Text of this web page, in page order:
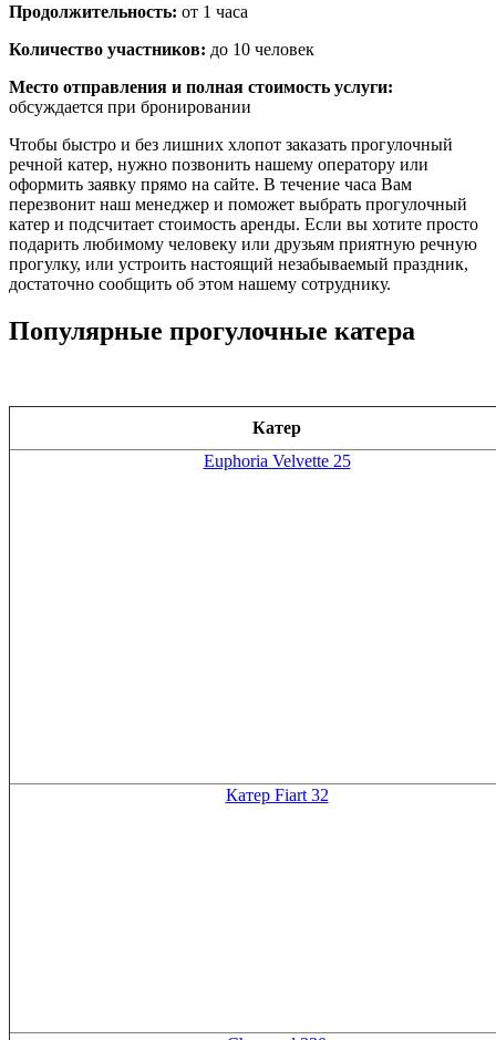
Продолжительность: от 1 часа
Количество участников: до 10 человек
Место отправления и полная стоимость услуги:
обсуждается при бронировании
Чтобы быстро и без лишних хлопот заказать прогулочный
речной катер, нужно позвонить нашему оператору или
оформить заявку прямо на сайте. В течение часа Вам
перезвонит наш менеджер и поможет выбрать прогулочный
катер и подсчитает стоимость аренды. Если вы хотите просто
подарить любимому человеку или друзьям приятную речную
прогулку, или устроить настоящий незабываемый праздник,
достаточно сообщить об этом нашему сотруднику.
Популярные прогулочные катера
Катер
Euphoria Velvette 25
Катер Fiart 32